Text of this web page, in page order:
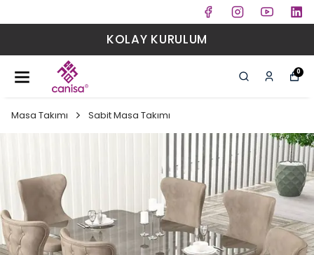
KOLAY KURULUM
0
Masa Takımı Sabit Masa Takımı